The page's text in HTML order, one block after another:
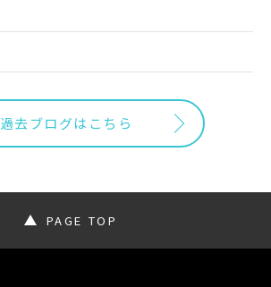
過去ブログはこちら
PAGE TOP